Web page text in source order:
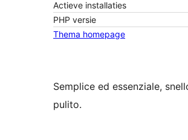
Actieve installaties
PHP versie
Thema homepage
Semplice ed essenziale,
pulito.